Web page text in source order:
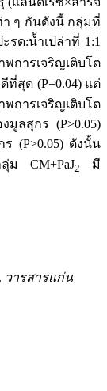
า ๆ กันดังนี้ กลุ่มที่
ด:น้ำเปล่าที่ 1:1
การเจริญเติบโต
ที่สุด (P=0.04) แต่
พการเจริญเติบโต
มูลสุกร (P>0.05)
(P>0.05) ดังนั้น
ม CM+PaJ2
มี
วารสารแก่น